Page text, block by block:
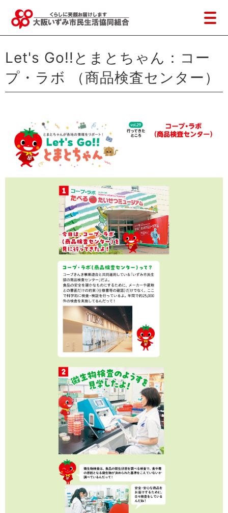
Let's Go!!とまとちゃん：コー
プ・ラボ （商品検査センター）